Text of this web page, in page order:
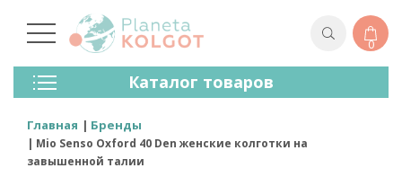
0
Каталог товаров
Колготки
Чулки
Лосины (леггинсы)
Носки И Гольфы
Главная Бренды
Mio Senso Oxford 40 Den женские колготки на
завышенной талии